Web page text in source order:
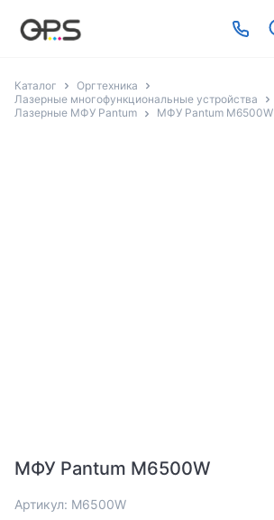
Каталог
Оргтехника
Лазерные многофункциональные устройства
Лазерные МФУ Pantum
МФУ Pantum M6500W
МФУ Pantum M6500W
Артикул: M6500W